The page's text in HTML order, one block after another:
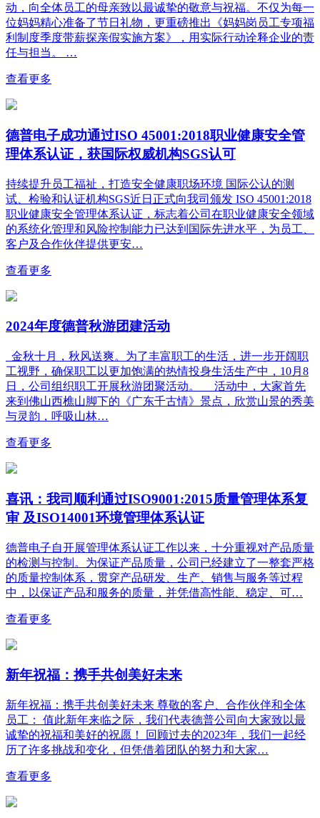
动，向全体员工的母亲致以最诚挚的敬意与祝福。不仅为每一
位妈妈精心准备了节日礼物，更重磅推出《妈妈岗员工专项福
利制度季度带薪探亲假实施方案》，用实际行动诠释企业的责
任与担当。 …
查看更多
德普电子成功通过ISO 45001:2018职业健康安全管
理体系认证，获国际权威机构SGS认可
持续提升员工福祉，打造安全健康职场环境 国际公认的测
试、检验和认证机构SGS近日正式向我司颁发 ISO 45001:2018
职业健康安全管理体系认证，标志着公司在职业健康安全领域
的系统化管理和风险控制能力已达到国际先进水平，为员工、
客户及合作伙伴提供更安…
查看更多
2024年度德普秋游团建活动
金秋十月，秋风送爽。为了丰富职工的生活，进一步开阔职
工视野，确保职工以更加饱满的热情投身生活生产中，10月8
日，公司组织职工开展秋游团聚活动。 活动中，大家首先
来到佛山西樵山脚下的《广东千古情》景点，欣赏山景的秀美
与灵韵，呼吸山林…
查看更多
喜讯：我司顺利通过ISO9001:2015质量管理体系复
审 及ISO14001环境管理体系认证
德普电子自开展管理体系认证工作以来，十分重视对产品质量
的检测与控制。为保证产品质量，公司已经建立了一整套严格
的质量控制体系，贯穿产品研发、生产、销售与服务等过程
中，以保证产品和服务的质量，并凭借高性能、稳定、可…
查看更多
新年祝福：携手共创美好未来
新年祝福：携手共创美好未来 尊敬的客户、合作伙伴和全体
员工： 值此新年来临之际，我们代表德普公司向大家致以最
诚挚的祝福和美好的祝愿！ 回顾过去的2023年，我们一起经
历了许多挑战和变化，但凭借着团队的努力和大家…
查看更多